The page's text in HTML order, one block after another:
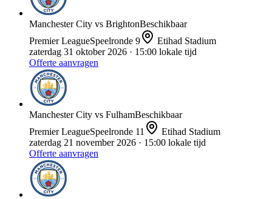
Manchester City vs BrightonBeschikbaar
Premier LeagueSpeelronde 9
Etihad Stadium
zaterdag 31 oktober 2026 · 15:00 lokale tijd
Offerte aanvragen
Manchester City vs FulhamBeschikbaar
Premier LeagueSpeelronde 11
Etihad Stadium
zaterdag 21 november 2026 · 15:00 lokale tijd
Offerte aanvragen